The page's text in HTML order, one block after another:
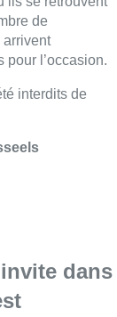
dans